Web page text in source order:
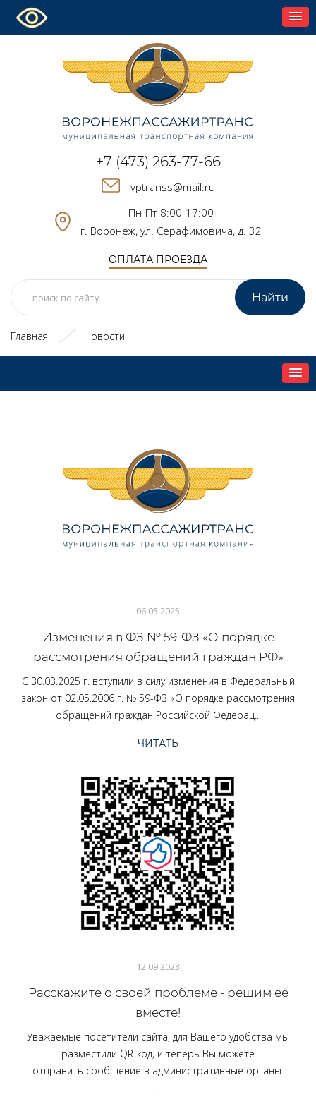
+7 (473) 263-77-66
vptranss@mail.ru
Пн-Пт 8:00-17:00
г. Воронеж, ул. Серафимовича, д. 32
ОПЛАТА ПРОЕЗДА
Главная Новости
06.05.2025
Изменения в ФЗ № 59-ФЗ «О порядке
рассмотрения обращений граждан РФ»‎
С 30.03.2025 г. вступили в силу изменения в Федеральный
закон от 02.05.2006 г. № 59-ФЗ «О порядке рассмотрения
обращений граждан Российской Федерац...
ЧИТАТЬ
12.09.2023
Расскажите о своей проблеме - решим её
вместе!
Уважаемые посетители сайта, для Вашего удобства мы
разместили QR-код, и теперь Вы можете
отправить сообщение в административные органы.
...